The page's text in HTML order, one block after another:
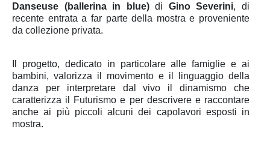
Danseuse (ballerina in blue)di Gino Severini, di
recente entrata a far parte della mostra e proveniente
da collezione privata.
Il progetto, dedicato in particolare alle famiglie e ai
bambini, valorizza il movimento e il linguaggio della
danza per interpretare dal vivo il dinamismo che
caratterizza il Futurismo e per descrivere e raccontare
anche ai più piccoli alcuni dei capolavori esposti in
mostra.